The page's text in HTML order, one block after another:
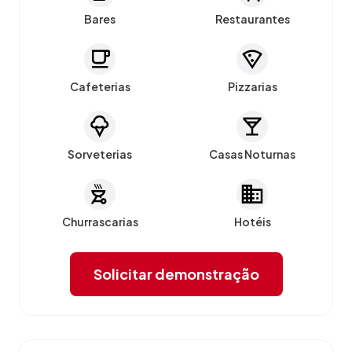
Bares Restaurantes
Cafeterias Pizzarias
Sorveterias Casas Noturnas
Churrascarias Hotéis
Solicitar demonstração